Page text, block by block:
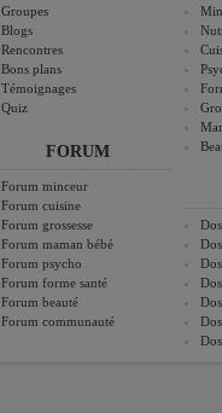
Groupes
Blogs
Rencontres
Bons plans
Témoignages
Quiz
FORUM
Forum minceur
Forum cuisine
Forum grossesse
Forum maman bébé
Forum psycho
Forum forme santé
Forum beauté
Forum communauté